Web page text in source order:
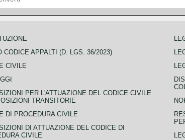
CODICE APPALTI (D. LGS. 36/2023)
CIVILE
PER L'ATTUAZIONE DEL CODICE CIVILE
TRANSITORIE
DI PROCEDURA CIVILE
DI ATTUAZIONE DEL CODICE DI
CIVILE